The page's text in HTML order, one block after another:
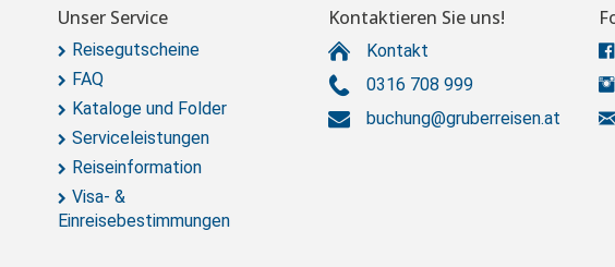
Unser Service
Reisegutscheine
FAQ
Kataloge und Folder
Serviceleistungen
Reiseinformation
Visa- &
Einreisebestimmungen
Kontaktieren Sie uns!
Kontakt
0316 708 999
buchung@gruberreisen.at